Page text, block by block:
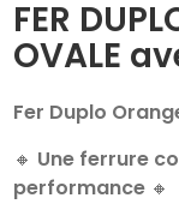
FER
OVALE
Fer Duplo
🔸 Une ferrure
performance 🔸